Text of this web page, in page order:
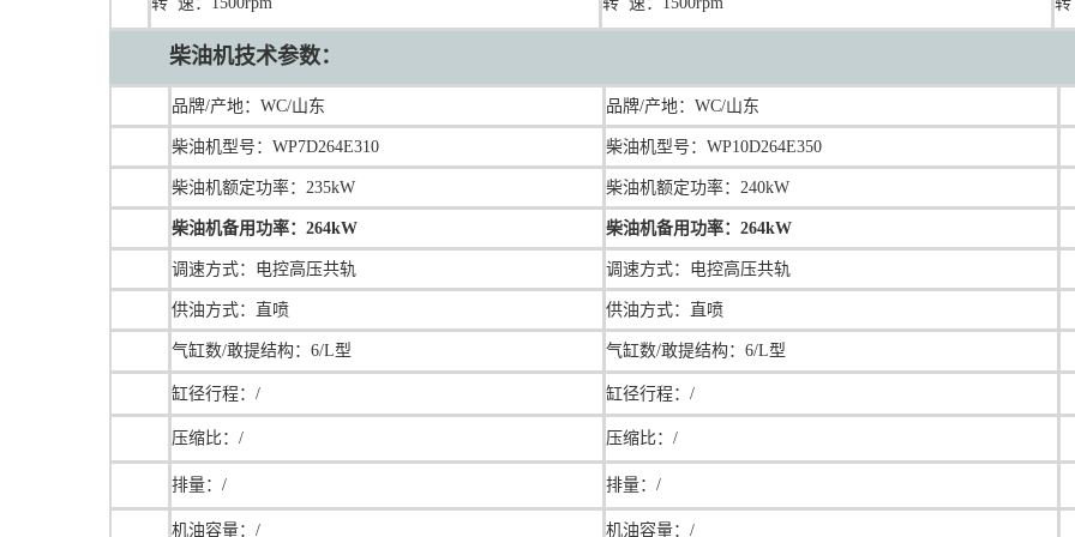
柴油机技术参数：
品牌/产地：WC/山东 品牌/产地：WC/山东
柴油机型号：WP7D264E310 柴油机型号：WP10D264E350
柴油机额定功率：235kW 柴油机额定功率：240kW
柴油机备用功率：264kW 柴油机备用功率：264kW
调速方式：电控高压共轨 调速方式： 电控高压共轨
供油方式：直喷 供油方式：直喷
气缸数/敢提结构：6/L型 气缸数/敢提结构：6/L型
缸径行程：/ 缸径行程：/
压缩比：/ 压缩比：/
排量：/ 排量：/
机油容量：/ 机油容量：/